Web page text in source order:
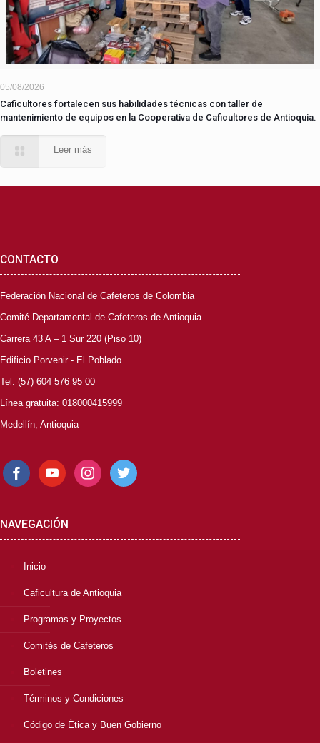
05/08/2026
Caficultores fortalecen sus habilidades técnicas con taller de
mantenimiento de equipos en la Cooperativa de Caficultores de Antioquia.
Leer más
CONTACTO
Federación Nacional de Cafeteros de Colombia
Comité Departamental de Cafeteros de Antioquia
Carrera 43 A – 1 Sur 220 (Piso 10)
Edificio Porvenir - El Poblado
Tel: (57) 604 576 95 00
Línea gratuita: 018000415999
Medellín, Antioquia
facebookyoutube instagramtwitter
NAVEGACIÓN
Inicio
Caficultura de Antioquia
Programas y Proyectos
Comités de Cafeteros
Boletines
Términos y Condiciones
Código de Ética y Buen Gobierno